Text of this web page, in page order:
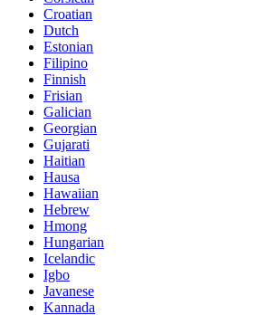
Croatian
Dutch
Estonian
Filipino
Finnish
Frisian
Galician
Georgian
Gujarati
Haitian
Hausa
Hawaiian
Hebrew
Hmong
Hungarian
Icelandic
Igbo
Javanese
Kannada